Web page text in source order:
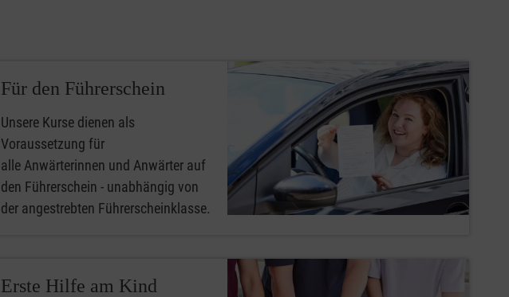
Für den Führerschein
Unsere Kurse dienen als
Voraussetzung für
alle Anwärterinnen und Anwärter auf
den Führerschein - unabhängig von
der angestrebten Führerscheinklasse.
Erste Hilfe am Kind